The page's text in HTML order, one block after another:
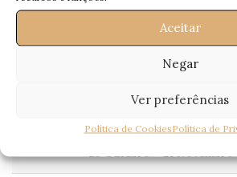
Aceitar
Negar
Ver preferências
Política de CookiesPolítica de
Financeiramente
Saúde:
Tendência a pequenos
Escorpião
Scorpio
23 Outubro – 21 Novembro